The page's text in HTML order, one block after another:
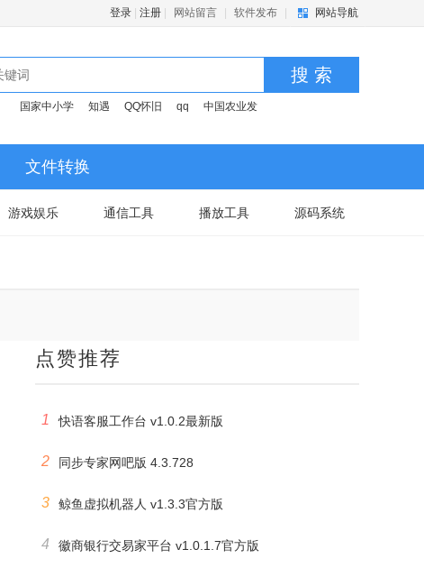
登录 注册 网站留言 软件发布 网站导航
搜 索
国家中小学 知遇 QQ怀旧 qq 中国农业发
文件转换
游戏娱乐 通信工具 播放工具 源码系统
点赞推荐
1 快语客服工作台 v1.0.2最新版
2 同步专家网吧版 4.3.728
3 鲸鱼虚拟机器人 v1.3.3官方版
4 徽商银行交易家平台 v1.0.1.7官方版